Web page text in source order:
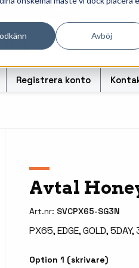
Avböj
streckkodsläsare
Registrera konto
Avtal
Art.nr: SVCPX65-SG3N
PX65, EDGE, GOLD, 5DAY,
Option 1 (skrivare)